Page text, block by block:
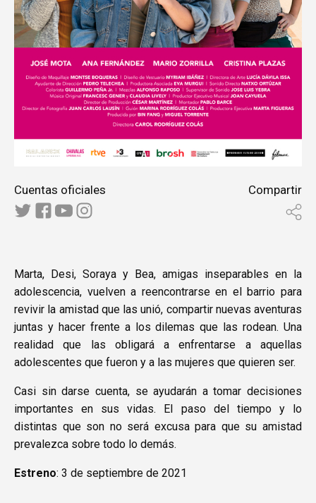
Cuentas oficiales Compartir
Marta, Desi, Soraya y Bea, amigas inseparables en la
adolescencia, vuelven a reencontrarse en el barrio para
revivir la amistad que las unió, compartir nuevas aventuras
juntas y hacer frente a los dilemas que las rodean. Una
realidad que las obligará a enfrentarse a aquellas
adolescentes que fueron y a las mujeres que quieren ser.
Casi sin darse cuenta, se ayudarán a tomar decisiones
importantes en sus vidas. El paso del tiempo y lo
distintas que son no será excusa para que su amistad
prevalezca sobre todo lo demás.
Estreno: 3 de septiembre de 2021